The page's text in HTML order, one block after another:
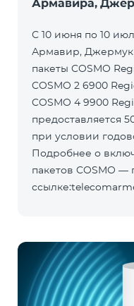
Армавира,
С 10 июня по 10
Армавир,
пакеты COSMO
COSMO 2 6900
COSMO 4 9900 Regional В
предоставляется
при условии
Подробнее о
пакетов COSMO —
ссылке:telecomarmenia.am/